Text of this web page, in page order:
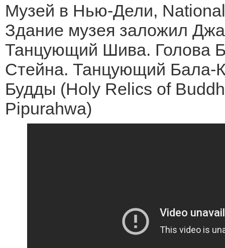
Музей в Нью-Дели,
Здание музея заложил
Танцующий Шива. Голова
Стейна. Танцующий Бала-
Будды (Holy Relics of
Pipurahwa)